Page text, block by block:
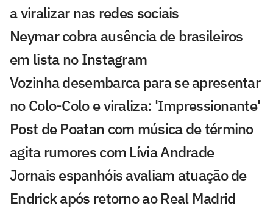
a viralizar nas redes sociais
Neymar cobra ausência de brasileiros
em lista no Instagram
Vozinha desembarca para se apresentar
no Colo-Colo e viraliza: 'Impressionante'
Post de Poatan com música de término
agita rumores com Lívia Andrade
Jornais espanhóis avaliam atuação de
Endrick após retorno ao Real Madrid